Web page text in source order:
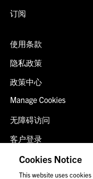
订阅
使用条款
隐私政策
政策中心
Manage Cookies
无障碍访问
客户登录
诈骗预警
联系我们
Cookies Notice
This website uses